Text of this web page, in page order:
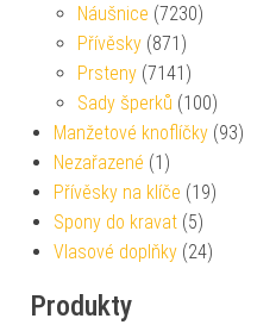
Náušnice (7230)
Přívěsky (871)
Prsteny (7141)
Sady šperků (100)
Manžetové knoflíčky (93)
Nezařazené (1)
Přívěsky na klíče (19)
Spony do kravat (5)
Vlasové doplňky (24)
Produkty